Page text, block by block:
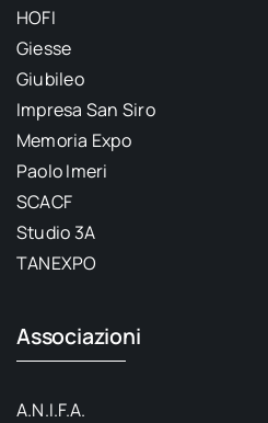
HOFI
Giesse
Giubileo
Impresa San Siro
Memoria Expo
Paolo Imeri
SCACF
Studio 3A
TANEXPO
Associazioni
A.N.I.F.A.